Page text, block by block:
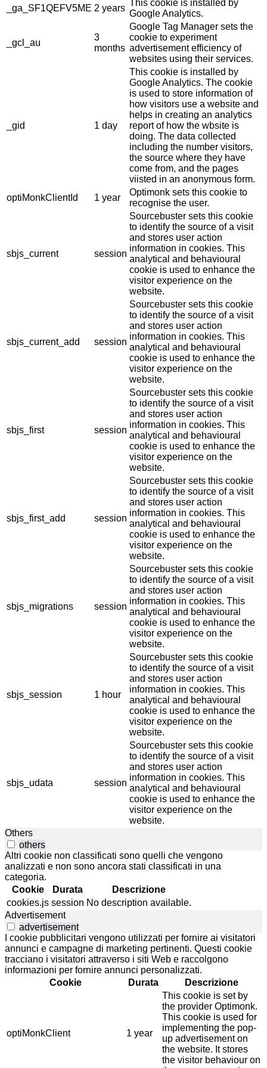
_ga_SF1QEFV5ME 2 years
This cookie is installed by
Google Analytics.
_gcl_au
3
months
Google Tag Manager sets the
cookie to experiment
advertisement efficiency of
websites using their services.
_gid 1 day
This cookie is installed by
Google Analytics. The cookie
is used to store information of
how visitors use a website and
helps in creating an analytics
report of how the wbsite is
doing. The data collected
including the number visitors,
the source where they have
come from, and the pages
viisted in an anonymous form.
optiMonkClientId
1 year
Optimonk sets this cookie to
recognise the user.
sbjs_current session
Sourcebuster sets this cookie
to identify the source of a visit
and stores user action
information in cookies. This
analytical and behavioural
cookie is used to enhance the
visitor experience on the
website.
sbjs_current_add session
Sourcebuster sets this cookie
to identify the source of a visit
and stores user action
information in cookies. This
analytical and behavioural
cookie is used to enhance the
visitor experience on the
website.
sbjs_first session
Sourcebuster sets this cookie
to identify the source of a visit
and stores user action
information in cookies. This
analytical and behavioural
cookie is used to enhance the
visitor experience on the
website.
sbjs_first_add session
Sourcebuster sets this cookie
to identify the source of a visit
and stores user action
information in cookies. This
analytical and behavioural
cookie is used to enhance the
visitor experience on the
website.
sbjs_migrations session
Sourcebuster sets this cookie
to identify the source of a visit
and stores user action
information in cookies. This
analytical and behavioural
cookie is used to enhance the
visitor experience on the
website.
sbjs_session 1 hour
Sourcebuster sets this cookie
to identify the source of a visit
and stores user action
information in cookies. This
analytical and behavioural
cookie is used to enhance the
visitor experience on the
website.
sbjs_udata session
Sourcebuster sets this cookie
to identify the source of a visit
and stores user action
information in cookies. This
analytical and behavioural
cookie is used to enhance the
visitor experience on the
website.
Others
others
Altri cookie non classificati sono quelli che vengono
analizzati e non sono ancora stati classificati in una
categoria.
Cookie
Durata
Descrizione
cookies.js session No description available.
Advertisement
advertisement
I cookie pubblicitari vengono utilizzati per fornire ai visitatori
annunci e campagne di marketing pertinenti. Questi cookie
tracciano i visitatori attraverso i siti Web e raccolgono
informazioni per fornire annunci personalizzati.
Cookie
Durata Descrizione
optiMonkClient 1 year
This cookie is set by
the provider Optimonk.
This cookie is used for
implementing the pop-
up advertisement on
the website. It stores
the visitor behaviour on